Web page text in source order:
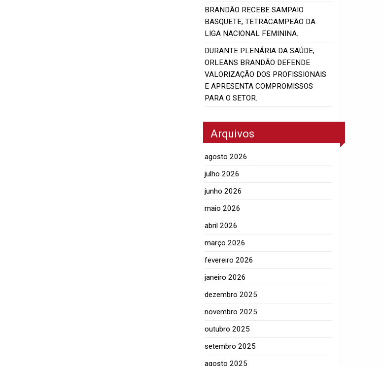
BRANDÃO RECEBE SAMPAIO
BASQUETE, TETRACAMPEÃO DA
LIGA NACIONAL FEMININA.
DURANTE PLENÁRIA DA SAÚDE,
ORLEANS BRANDÃO DEFENDE
VALORIZAÇÃO DOS PROFISSIONAIS
E APRESENTA COMPROMISSOS
PARA O SETOR.
Arquivos
agosto 2026
julho 2026
junho 2026
maio 2026
abril 2026
março 2026
fevereiro 2026
janeiro 2026
dezembro 2025
novembro 2025
outubro 2025
setembro 2025
agosto 2025